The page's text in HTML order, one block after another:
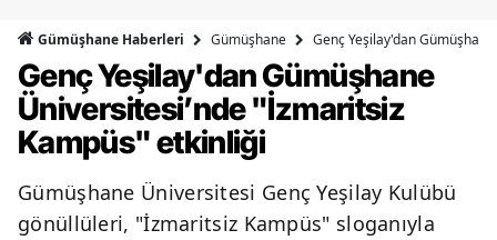
Bingöl
Bitlis
Burdur
Gümüşhane Haberleri Gümüşhane Genç Yeşilay'dan
Genç Yeşilay'dan Gümüşhane
Üniversitesi’nde "İzmaritsiz
Kampüs" etkinliği
Gümüşhane Üniversitesi Genç Yeşilay Kulübü
gönüllüleri, "İzmaritsiz Kampüs" sloganıyla